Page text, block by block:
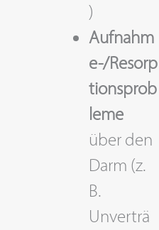
)
Aufnahm
e-/Resorp
tionsprob
leme
über den
Darm (z.
B.
Unverträ